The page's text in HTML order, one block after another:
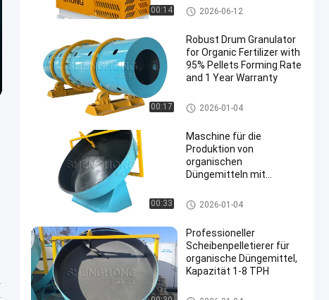
00:14
Tonnen pro Stunde und
einer Granulationsrate
Granulierer des organischen D
üngemittels
2026-06-12
00:17
Robust Drum Granulator
for Organic Fertilizer with
95% Pellets Forming Rate
and 1 Year Warranty
Granulierer des organischen D
üngemittels
2026-01-04
00:33
Maschine für die
Produktion von
organischen
Düngemitteln mit
Granulierer des organischen D
üngemittels
2026-01-04
Professioneller
Scheibenpelletierer für
organische Düngemittel,
Kapazität 1-8 TPH
Granulierer des organischen D